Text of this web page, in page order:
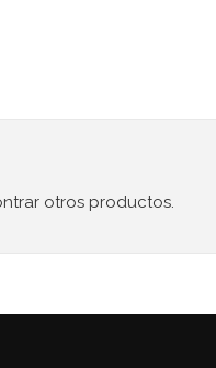
otros productos.